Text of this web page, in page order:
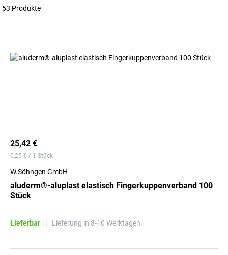
53 Produkte
25,42 €
0,25 € / 1 Stück
W.Söhngen GmbH
aluderm®-aluplast elastisch Fingerkuppenverband 100
Stück
Lieferbar | Lieferung in 8-10 Werktagen.